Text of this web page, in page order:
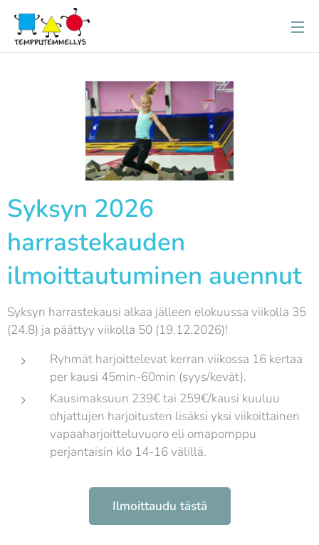
Syksyn 2026
harrastekauden
ilmoittautuminen auennut
Syksyn harrastekausi alkaa jälleen elokuussa viikolla 35
(24.8) ja päättyy viikolla 50 (19.12.2026)!
Ryhmät harjoittelevat kerran viikossa 16 kertaa
per kausi 45min-60min (syys/kevät).
Kausimaksuun 239€ tai 259€/kausi kuuluu
ohjattujen harjoitusten lisäksi yksi viikoittainen
vapaaharjoitteluvuoro eli omapomppu
perjantaisin klo 14-16 välillä.
Ilmoittaudu tästä